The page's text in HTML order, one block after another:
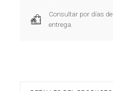
Consultar por días de
entrega.